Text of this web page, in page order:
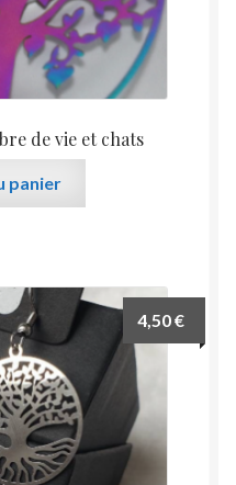
de vie et chats
panier
4,50€